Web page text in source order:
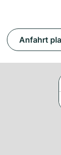
Anfahrt